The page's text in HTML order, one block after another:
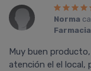
Norma
Muy buen
atención el el local,